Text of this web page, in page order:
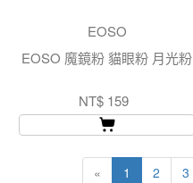
EOSO
EOSO 魔鏡粉 貓眼粉 月光粉
NT$ 159
« 1 2 3